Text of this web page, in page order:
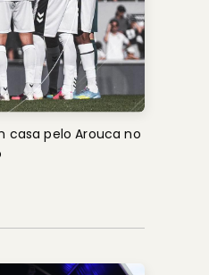
casa pelo Arouca no